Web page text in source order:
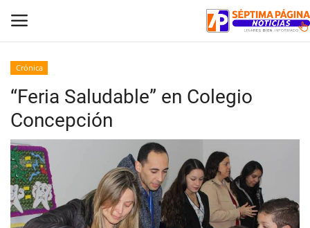
Inicio
Crónica
Policial
Tribunales
Crónica
“Feria Saludable” en Colegio
Concepción